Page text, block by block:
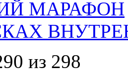
МАРАФОН
из 298